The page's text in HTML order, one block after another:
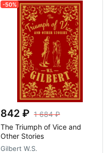
-50%
842
1 684
The Triumph of Vice and
Other Stories
Gilbert W.S.